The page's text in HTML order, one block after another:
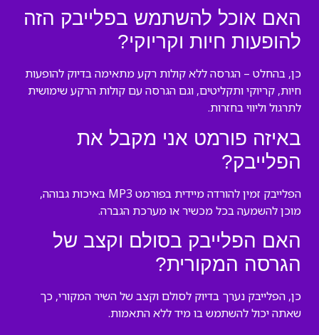
האם אוכל להשתמש בפלייבק הזה
להופעות חיות וקריוקי?
כן, בהחלט – הגרסה ללא קולות רקע מתאימה בדיוק להופעות
חיות, קריוקי ותקליטים, וגם הגרסה עם קולות הרקע שימושית
לתרגול וליווי בחזרות.
באיזה פורמט אני מקבל את
הפלייבק?
הפלייבק זמין להורדה מיידית בפורמט MP3 באיכות גבוהה,
מוכן להשמעה בכל מכשיר או מערכת הגברה.
האם הפלייבק בסולם וקצב של
הגרסה המקורית?
כן, הפלייבק נערך בדיוק לסולם וקצב של השיר המקורי, כך
שאתה יכול להשתמש בו מיד ללא התאמות.